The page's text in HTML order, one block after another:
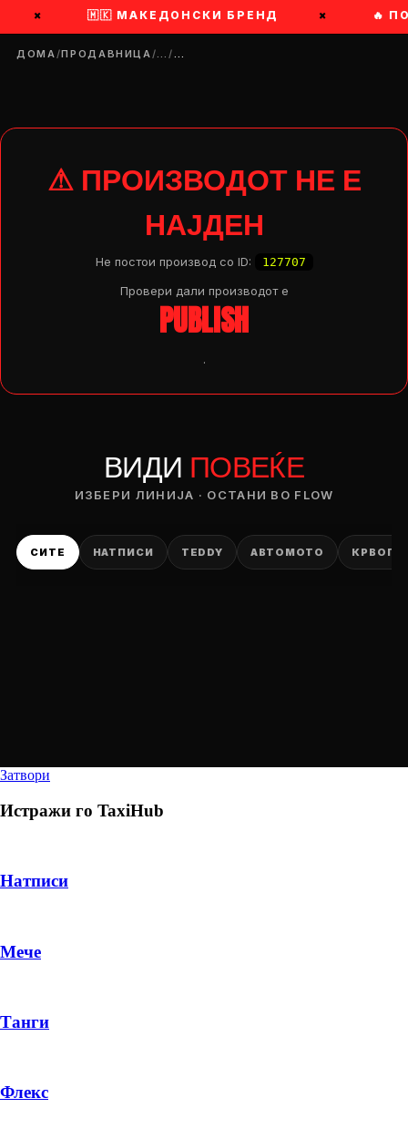
× 🇲🇰 МАКЕДОНСКИ БРЕНД × 🔥
ДОМА/ПРОДАВНИЦА/…/…
⚠ ПРОИЗВОДОТ НЕ Е
НАЈДЕН
Не постои производ со ID: 127707
Провери дали производот e
PUBLISH
.
ВИДИ ПОВЕЌЕ
ИЗБЕРИ ЛИНИЈА · ОСТАНИ ВО FLOW
СИТЕ НАТПИСИ TEDDY АВТОМОТО
Затвори
Истражи го TaxiHub
Натписи
Мече
Танги
Флекс